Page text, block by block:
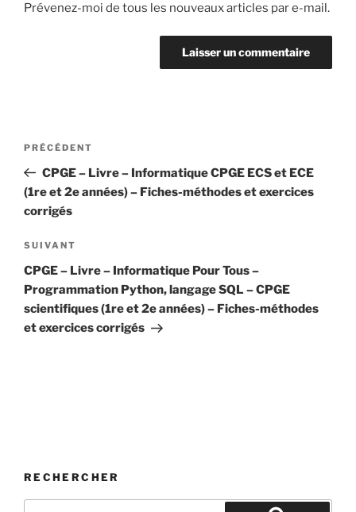
Prévenez-moi de tous les nouveaux articles par e-mail.
Navigation
l’article
Article
précédent
PRÉCÉDENT
CPGE – Livre – Informatique CPGE ECS et ECE
(1re et 2e années) – Fiches-méthodes et exercices
corrigés
Article
suivant
SUIVANT
CPGE – Livre – Informatique Pour Tous –
Programmation Python, langage SQL – CPGE
scientifiques (1re et 2e années) – Fiches-méthodes
et exercices corrigés
RECHERCHER